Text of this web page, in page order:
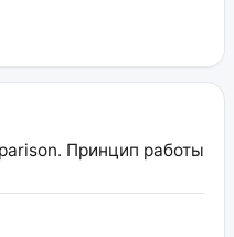
Принцип работы